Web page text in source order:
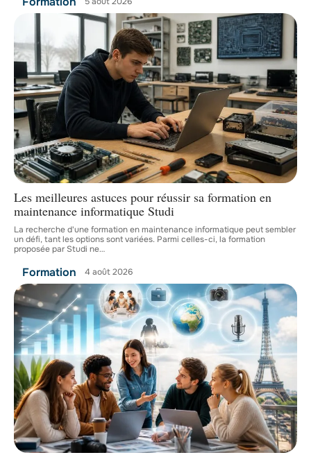
Les meilleures astuces pour réussir sa formation en
maintenance informatique Studi
La recherche d'une formation en maintenance informatique peut sembler
un défi, tant les options sont variées. Parmi celles-ci, la formation
proposée par Studi ne…
Formation 4 août 2026